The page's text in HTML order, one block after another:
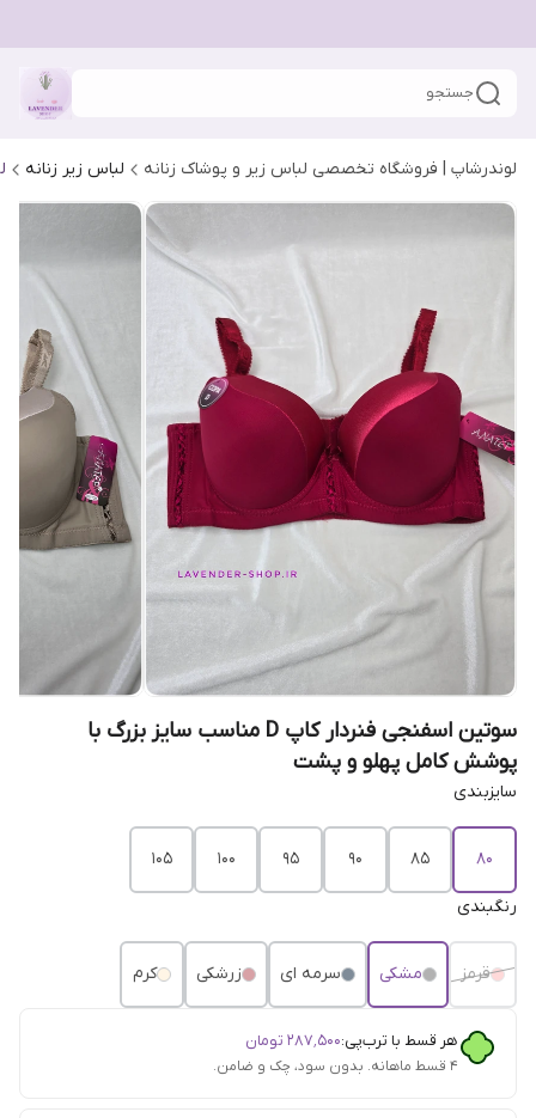
جستجو
لوندرشاپ | فروشگاه تخصصی لباس زیر و پوشاک زنانه لباس زیر زنانه
سوتین اسفنجی فنردار کاپ D مناسب سایز بزرگ با
پوشش کامل پهلو و پشت
سایزبندی
۸۰ ۸۵ 9۰ ۹۵ ۱۰۰ ۱۰۵
رنگبندی
قرمز مشکی سرمه ای زرشکی کرم
هر قسط با ترب‌پی:۲۸۷٬۵۰۰ تومان
۴ قسط ماهانه. بدون سود، چک و ضامن.